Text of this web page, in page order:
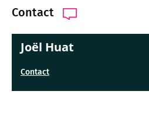
Contact
Joël Huat
Contact